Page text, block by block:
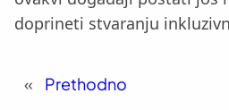
doprineti stvaranju
« Prethodno